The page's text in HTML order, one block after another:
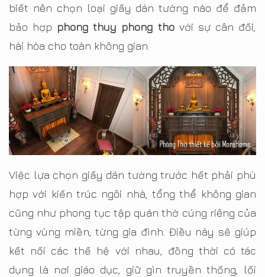
biết nên chọn loại giấy dán tường nào để đảm
bảo hợp phong thuy phong thovới sự cân đối,
hài hòa cho toàn không gian.
Việc lựa chọn giấy dán tường trước hết phải phù
hợp với kiến trúc ngôi nhà, tổng thể không gian
cũng như phong tục tập quán thờ cúng riêng của
từng vùng miền, từng gia đình. Điều này sẽ giúp
kết nối các thế hệ với nhau, đồng thời có tác
dụng là nơi giáo dục, giữ gìn truyền thống, lối